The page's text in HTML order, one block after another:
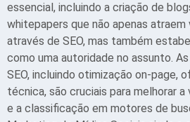
essencial, incluindo a criação de
whitepapers que não apenas
através de SEO, mas também
como uma autoridade no assunto.
SEO, incluindo otimização on-page,
técnica, são cruciais para melhorar a
e a classificação em motores de